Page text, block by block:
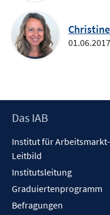
Footer
Das IAB
Institut für
Leitbild
Institutsleitung
Graduiertenprogramm
Befragungen